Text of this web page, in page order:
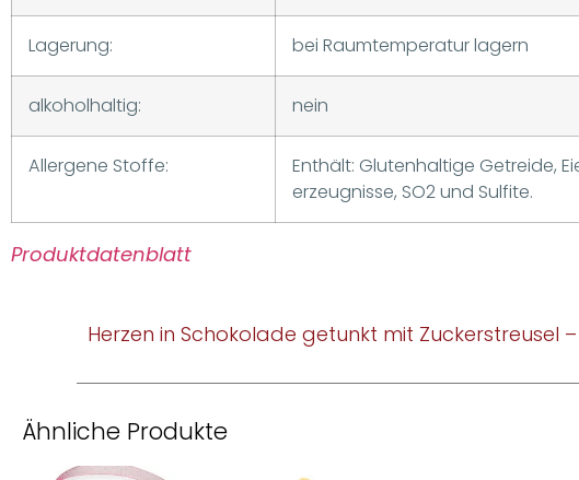
Lagerung: bei Raumtemperatur lagern
alkoholhaltig: nein
Allergene Stoffe:
Enthält: Glutenhaltige Getreide,
erzeugnisse, SO2 und Sulfite.
Produktdatenblatt
Herzen in Schokolade getunkt mit Zuckerstreusel
Ähnliche Produkte